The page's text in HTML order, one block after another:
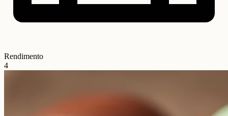
Rendimento
4